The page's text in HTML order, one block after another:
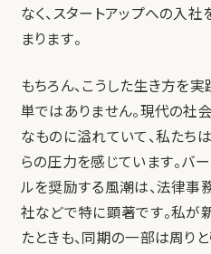
なく、スタートアップへの入
まります。
もちろん、こうした生き方を
単ではありません。現代の社
なものに溢れていて、私たち
らの圧力を感じています。バ
ルを奨励する風潮は、法律事
社などで特に顕著です。私が
たときも、同期の一部は周り